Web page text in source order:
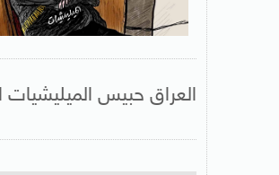
العراق حبيس الميليشيات